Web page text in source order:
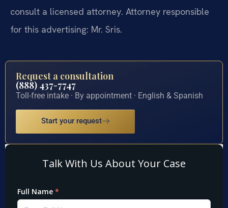
consult a licensed attorney. Attorney responsible
for this advertising: Mr. Sris.
Request a consultation
(888) 437-7747
Toll-free intake · By appointment · English & Spanish
Start your request